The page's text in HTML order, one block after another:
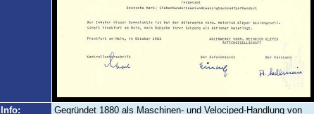
Info:
Gegründet 1880 als Maschinen- und Velociped-Handlung von